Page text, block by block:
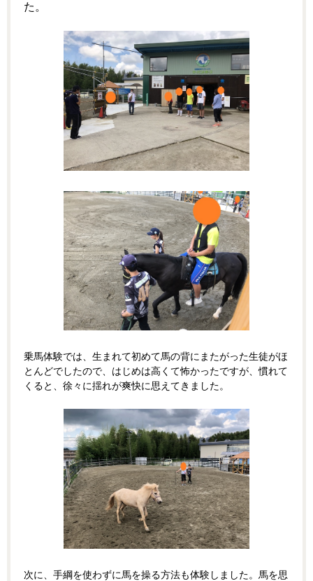
た。
乗馬体験では、生まれて初めて馬の背にまたがった生徒がほ
とんどでしたので、はじめは高くて怖かったですが、慣れて
くると、徐々に揺れが爽快に思えてきました。
次に、手綱を使わずに馬を操る方法も体験しました。馬を思